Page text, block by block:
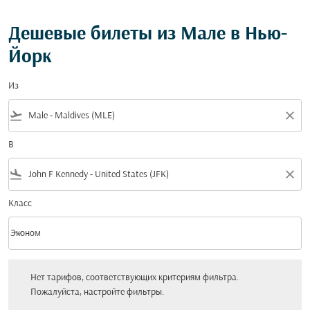
Дешевые билеты из Мале в Нью-
Йорк
Из
flight_takeoff close
В
flight_land close
Класс
Класс option Эконом Selected
Эконом
keyboard_arrow_down
Нет тарифов, соответствующих критериям фильтра.
Пожалуйста, настройте фильтры.